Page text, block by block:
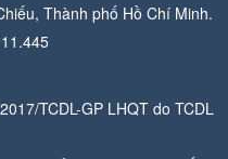
Thành phố Hồ Chí Minh.
TCDL-GP LHQT do TCDL